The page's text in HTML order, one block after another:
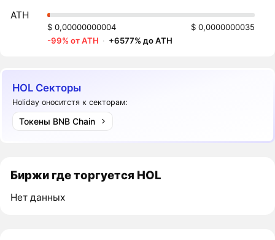
ATH
$ 0,00000000004
$ 0,0000000035
-99% от ATH · +6577% до ATH
HOL Секторы
Holiday оноситстя к секторам:
Токены BNB Chain
Биржи где торгуется HOL
Нет данных